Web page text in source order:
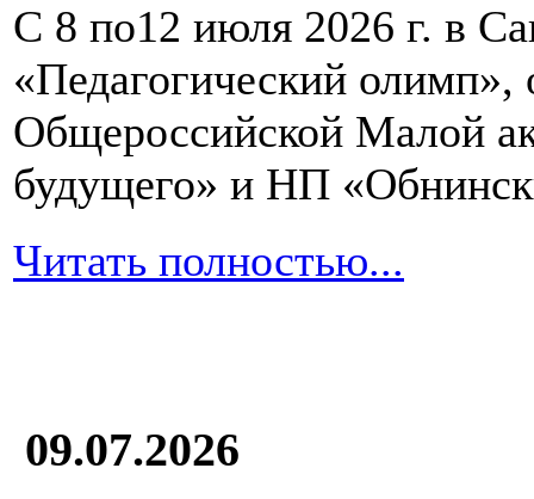
С 8 по12 июля 2026 г. в
«Педагогический олимп»,
Общероссийской Малой
будущего» и НП
Читать полностью...
09.07.2026